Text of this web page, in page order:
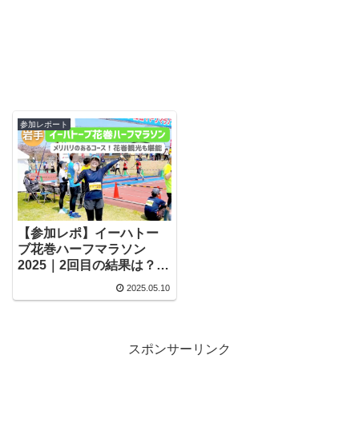
参加レポート
【参加レポ】イーハトー
ブ花巻ハーフマラソン
2025｜2回目の結果は？大
会の魅力と感想まとめ
2025.05.10
スポンサーリンク